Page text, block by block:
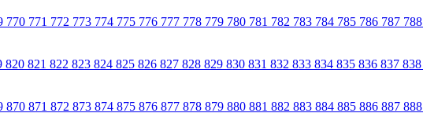
770 771 772 773 774 775 776 777 778 779 780 781 782 783 784 785 786 787 788
820 821 822 823 824 825 826 827 828 829 830 831 832 833 834 835 836 837 838
870 871 872 873 874 875 876 877 878 879 880 881 882 883 884 885 886 887 888